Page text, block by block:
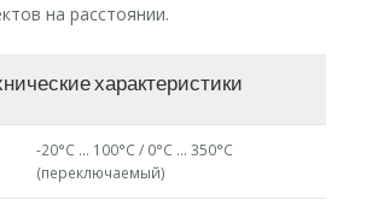
на расстоянии.
характеристики
-20°C … 100°C / 0°C … 350°C
(переключаемый)